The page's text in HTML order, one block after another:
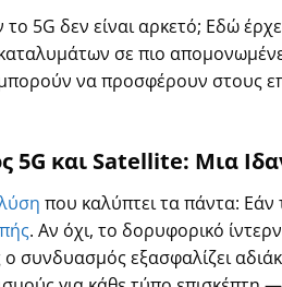
το 5G δεν είναι αρκετό; Εδώ
σε πιο
να προσφέρουν στους
5G και Satellite: Μια
που καλύπτει τα πάντα: Εάν
. Αν όχι, το δορυφορικό
συνδυασμός εξασφαλίζει